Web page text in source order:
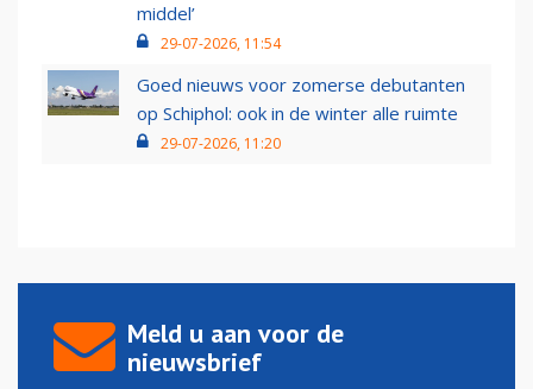
middel’
29-07-2026, 11:54
Goed nieuws voor zomerse debutanten
op Schiphol: ook in de winter alle ruimte
29-07-2026, 11:20
Meld u aan voor de
nieuwsbrief